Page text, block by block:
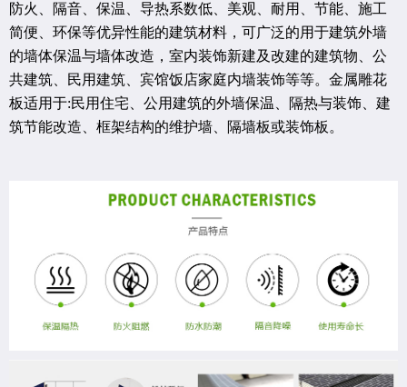
防火、隔音、保温、导热系数低、美观、耐用、节能、施工
简便、环保等优异性能的建筑材料，可广泛的用于建筑外墙
的墙体保温与墙体改造，室内装饰新建及改建的建筑物、公
共建筑、民用建筑、宾馆饭店家庭内墙装饰等等。金属雕花
板适用于:民用住宅、公用建筑的外墙保温、隔热与装饰、建
筑节能改造、框架结构的维护墙、隔墙板或装饰板。